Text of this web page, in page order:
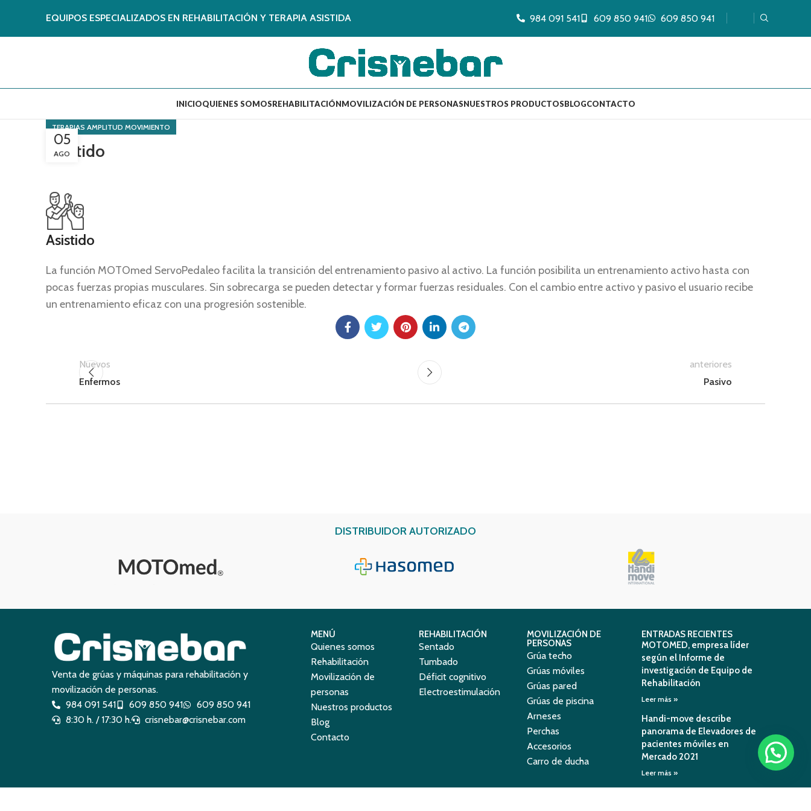
EQUIPOS ESPECIALIZADOS EN REHABILITACIÓN Y TERAPIA ASISTIDA 984 091 541 609 850 941 609 850 941
INICIOQUIENES SOMOSREHABILITACIÓNMOVILIZACIÓN DE PERSONASNUESTROS PRODUCTOSBLOGCONTACTO
TERAPIAS AMPLITUD MOVIMIENTO
Asistido
05
AGO
Asistido
La función MOTOmed ServoPedaleo facilita la transición del entrenamiento pasivo al activo. La función posibilita un entrenamiento activo hasta con
pocas fuerzas propias musculares. Sin sobrecarga se pueden detectar y formar fuerzas residuales. Con el cambio entre activo y pasivo el usuario recibe
un entrenamiento eficaz con una progresión sostenible.
Nuevos
Enfermos
anteriores
Pasivo
DISTRIBUIDOR AUTORIZADO
Venta de grúas y máquinas para rehabilitación y
movilización de personas.
984 091 541
609 850 941
609 850 941
8:30 h. / 17:30 h.
crisnebar@crisnebar.com
MENÚ
Quienes somos
Rehabilitación
Movilización de
personas
Nuestros productos
Blog
Contacto
REHABILITACIÓN
Sentado
Tumbado
Déficit cognitivo
Electroestimulación
MOVILIZACIÓN DE
PERSONAS
Grúa techo
Grúas móviles
Grúas pared
Grúas de piscina
Arneses
Perchas
Accesorios
Carro de ducha
ENTRADAS RECIENTES
MOTOMED, empresa líder
según el Informe de
investigación de Equipo de
Rehabilitación
Leer más »
Handi-move describe
panorama de Elevadores de
pacientes móviles en
Mercado 2021
Leer más »